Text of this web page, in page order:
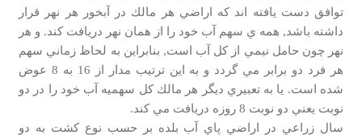
توافق دست يافته اند كه اراضي هر مالك در آبخور هر نهر قرار
داشته باشد, همه ي سهم آب خود را از همان نهر دريافت كند. و هر
نهر چون حامل نيمي از كل آب است, بنابراين به لحاظ زماني سهم
هر فرد دو برابر مي گردد و به اين ترتيب مدار از 16 به 8 عوض
شده است. يا به تعبيري ديگر هر مالك كل سهميه آب خود را در دو
نوبت يعني دو نوبت 8 روزه دريافت مي كند.
سال زراعي در اراضي پاي آب بلده بر حسب نوع كشت به دو